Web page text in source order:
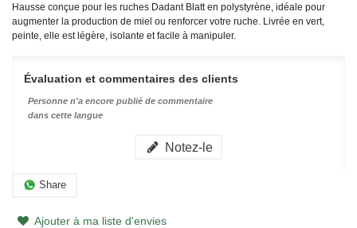
Hausse conçue pour les ruches Dadant Blatt en polystyrène, idéale pour
augmenter la production de miel ou renforcer votre ruche. Livrée en vert,
peinte, elle est légère, isolante et facile à manipuler.
Évaluation et commentaires des clients
Personne n'a encore publié de commentaire
dans cette langue
Notez-le
Share
Ajouter à ma liste d'envies